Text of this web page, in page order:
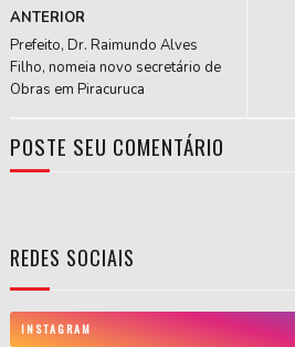
ANTERIOR
Prefeito, Dr. Raimundo Alves
Filho, nomeia novo secretário de
Obras em Piracuruca
POSTE SEU COMENTÁRIO
REDES SOCIAIS
INSTAGRAM